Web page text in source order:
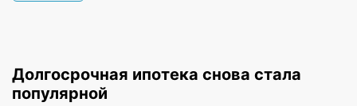
Долгосрочная ипотека снова стала
популярной